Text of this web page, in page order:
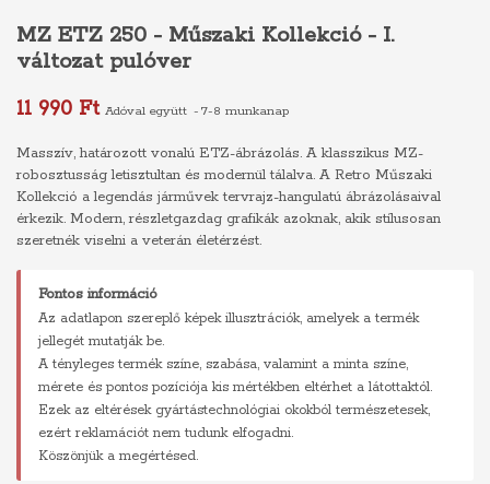
MZ ETZ 250 - Műszaki Kollekció - I.
változat pulóver
11 990 Ft Adóval együtt 7-8 munkanap
Masszív, határozott vonalú ETZ-ábrázolás. A klasszikus MZ-
robosztusság letisztultan és modernül tálalva. A Retro Műszaki
Kollekció a legendás járművek tervrajz-hangulatú ábrázolásaival
érkezik. Modern, részletgazdag grafikák azoknak, akik stílusosan
szeretnék viselni a veterán életérzést.
Fontos információ
Az adatlapon szereplő képek illusztrációk, amelyek a termék
jellegét mutatják be.
A tényleges termék színe, szabása, valamint a minta színe,
mérete és pontos pozíciója kis mértékben eltérhet a látottaktól.
Ezek az eltérések gyártástechnológiai okokból természetesek,
ezért reklamációt nem tudunk elfogadni.
Köszönjük a megértésed.